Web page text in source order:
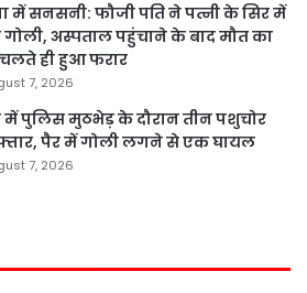
में सनसनी: फौजी पति ने पत्नी के सिर में
गोली, अस्पताल पहुंचाने के बाद मौत का
ही हुआ फरार
7, 2026
पुलिस मुठभेड़ के दौरान तीन पशुचोर
पैर में गोली लगने से एक घायल
7, 2026